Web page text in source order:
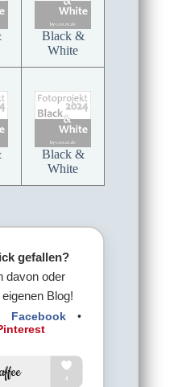
Black &
White
Black &
White
gefallen?
davon oder
Blog!
Facebook
•